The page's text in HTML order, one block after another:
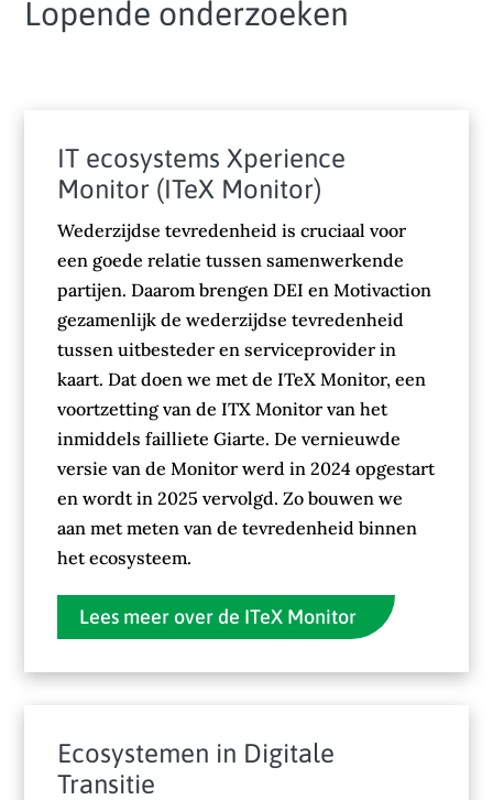
Lopende onderzoeken
IT ecosystems Xperience
Monitor (ITeX Monitor)
Wederzijdse tevredenheid is cruciaal voor
een goede relatie tussen samenwerkende
partijen. Daarom brengen DEI en Motivaction
gezamenlijk de wederzijdse tevredenheid
tussen uitbesteder en serviceprovider in
kaart. Dat doen we met de ITeX Monitor, een
voortzetting van de ITX Monitor van het
inmiddels failliete Giarte. De vernieuwde
versie van de Monitor werd in 2024 opgestart
en wordt in 2025 vervolgd. Zo bouwen we
aan met meten van de tevredenheid binnen
het ecosysteem.
Lees meer over de ITeX Monitor
Ecosystemen in Digitale
Transitie